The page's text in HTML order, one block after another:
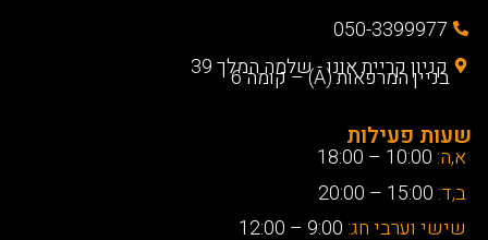
050-3399977
קניון קריית אונו - שלמה המלך 39
בניין המרפאות (A) – קומה 6
שעות פעילות
א,ה:
ב,ד:
שישי וערבי חג: